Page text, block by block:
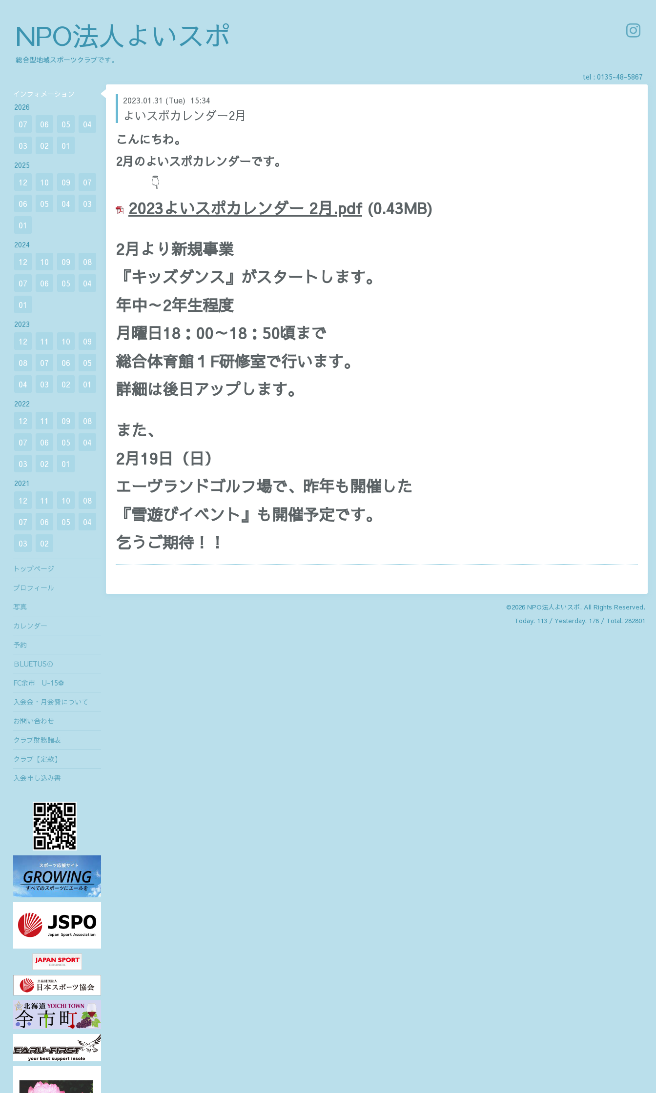
NPO法人よいスポ
総合型地域スポーツクラブです。
tel : 0135-48-5867
2023.01.31 (Tue) 15:34
よいスポカレンダー2月
こんにちわ。
2月のよいスポカレンダーです。
👇
2023よいスポカレンダー 2月.pdf(0.43MB)
2月より新規事業
『キッズダンス』がスタートします。
年中～2年生程度
月曜日18：00～18：50頃まで
総合体育館１F研修室で行います。
詳細は後日アップします。
また、
2月19日（日）
エーヴランドゴルフ場で、昨年も開催した
『雪遊びイベント』も開催予定です。
乞うご期待！！
©2026 NPO法人よいスポ. All Rights Reserved.
Today: 113 / Yesterday: 178 / Total: 282801
インフォメーション
2026
07 06 05
04
03
02 01
2025
12 10 09
07
06
05 04
03
01
2024
12 10 09
08
07
06 05
04
01
2023
12 11 10
09
08
07 06
05
04
03 02 01
2022
12 11 09
08
07
06 05
04
03
02 01
2021
12 11 10
08
07
06 05
04
03
02
トップページ
プロフィール
写真
カレンダー
予約
ＢLUETUS⚾
FC余市 U-15⚽
入会金・月会費について
お問い合わせ
クラブ財務諸表
クラブ【定款】
入会申し込み書